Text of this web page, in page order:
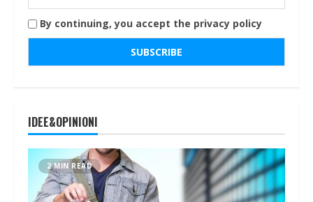
By continuing, you accept the privacy policy
IDEE&OPINIONI
2 MIN READ